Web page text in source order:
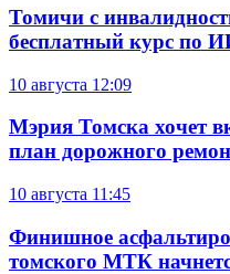
Томичи с
бесплатный курс по
10 августа 12:09
Мэрия Томска хочет
план дорожного
10 августа 11:45
Финишное
томского МТК